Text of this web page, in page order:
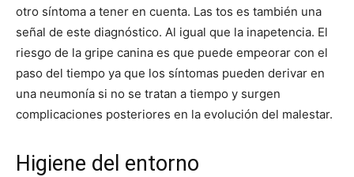
otro síntoma a tener en cuenta. Las tos es también una
señal de este diagnóstico. Al igual que la inapetencia. El
riesgo de la gripe canina es que puede empeorar con el
paso del tiempo ya que los síntomas pueden derivar en
una neumonía si no se tratan a tiempo y surgen
complicaciones posteriores en la evolución del malestar.
Higiene del entorno